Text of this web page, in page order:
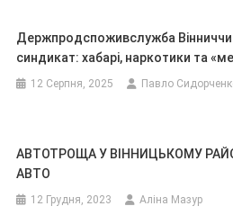
Держпродспоживслужба
синдикат: хабарі, наркотики та
12 Серпня, 2025 Павло
АВТОТРОЩА У ВІННИЦЬКОМУ
АВТО
12 Грудня, 2023 Аліна Мазур